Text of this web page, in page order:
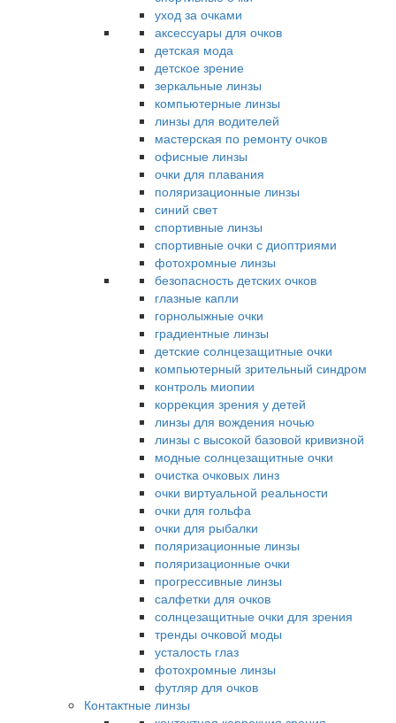
уход за очками
аксессуары для очков
детская мода
детское зрение
зеркальные линзы
компьютерные линзы
линзы для водителей
мастерская по ремонту очков
офисные линзы
очки для плавания
поляризационные линзы
синий свет
спортивные линзы
спортивные очки с диоптриями
фотохромные линзы
безопасность детских очков
глазные капли
горнолыжные очки
градиентные линзы
детские солнцезащитные очки
компьютерный зрительный синдром
контроль миопии
коррекция зрения у детей
линзы для вождения ночью
линзы с высокой базовой кривизной
модные солнцезащитные очки
очистка очковых линз
очки виртуальной реальности
очки для гольфа
очки для рыбалки
поляризационные линзы
поляризационные очки
прогрессивные линзы
салфетки для очков
солнцезащитные очки для зрения
тренды очковой моды
усталость глаз
фотохромные линзы
футляр для очков
Контактные линзы